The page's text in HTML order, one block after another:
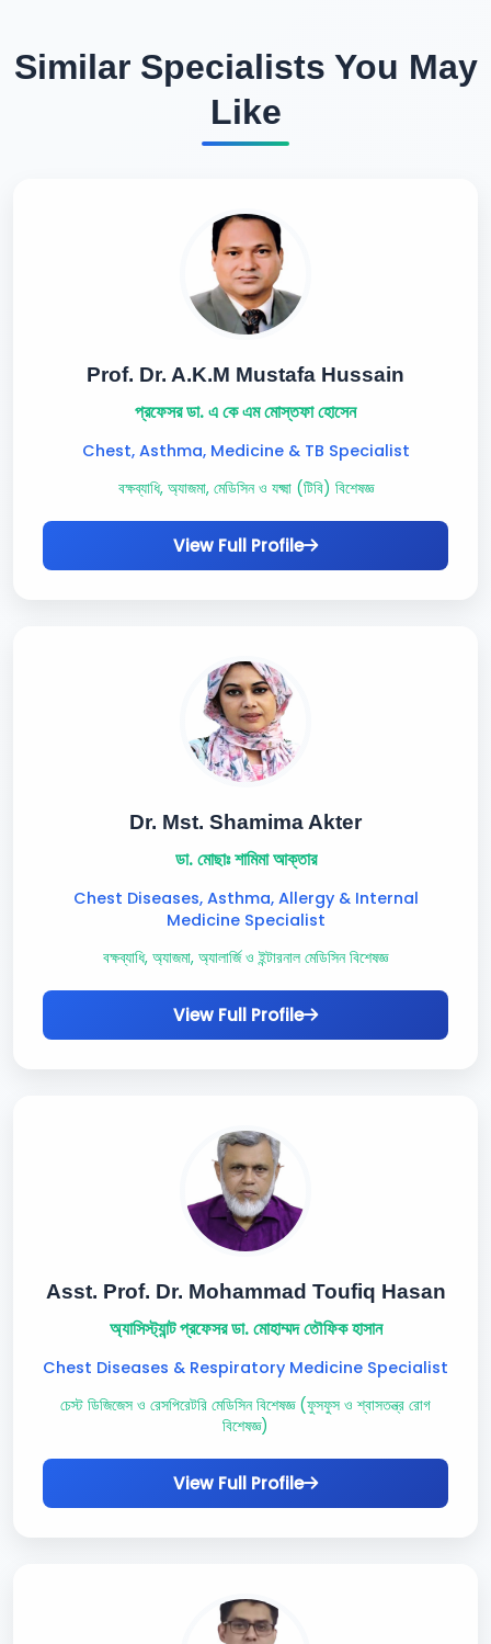
Similar Specialists You May
Like
Prof. Dr. A.K.M Mustafa Hussain
প্রফেসর ডা. এ কে এম মোস্তফা হোসেন
Chest, Asthma, Medicine & TB Specialist
বক্ষব্যাধি, অ্যাজমা, মেডিসিন ও যক্ষ্মা (টিবি) বিশেষজ্ঞ
View Full Profile
Dr. Mst. Shamima Akter
ডা. মোছাঃ শামিমা আক্তার
Chest Diseases, Asthma, Allergy & Internal
Medicine Specialist
বক্ষব্যাধি, অ্যাজমা, অ্যালার্জি ও ইন্টারনাল মেডিসিন বিশেষজ্ঞ
View Full Profile
Asst. Prof. Dr. Mohammad Toufiq Hasan
অ্যাসিস্ট্যান্ট প্রফেসর ডা. মোহাম্মদ তৌফিক হাসান
Chest Diseases & Respiratory Medicine Specialist
চেস্ট ডিজিজেস ও রেসপিরেটরি মেডিসিন বিশেষজ্ঞ (ফুসফুস ও শ্বাসতন্ত্র রোগ
বিশেষজ্ঞ)
View Full Profile